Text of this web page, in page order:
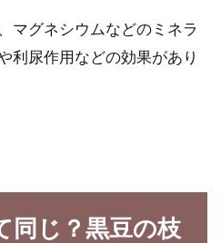
マグネシウムなどのミネラ
利尿作用などの効果があり
同じ？黒豆の枝